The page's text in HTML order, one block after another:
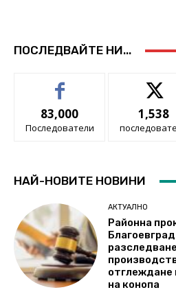
ПОСЛЕДВАЙТЕ НИ...
83,000
Последователи
1,538
НАЙ-НОВИТЕ НОВИНИ
АКТУАЛНО
Районна
отглеждане
на конопа